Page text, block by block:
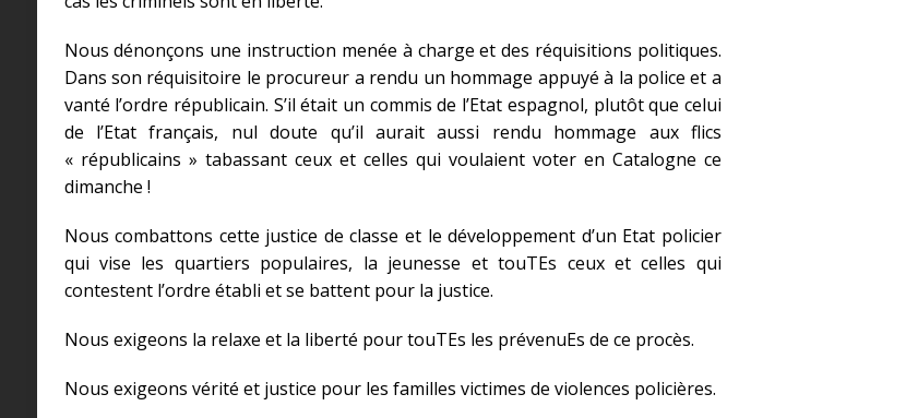
Nous dénonçons une instruction menée à charge et des réquisitions politiques.
Dans son réquisitoire le procureur a rendu un hommage appuyé à la police et a
vanté l’ordre républicain. S’il était un commis de l’Etat espagnol, plutôt que celui
de l’Etat français, nul doute qu’il aurait aussi rendu hommage aux flics
« républicains » tabassant ceux et celles qui voulaient voter en Catalogne ce
dimanche !
Nous combattons cette justice de classe et le développement d’un Etat policier
qui vise les quartiers populaires, la jeunesse et touTEs ceux et celles qui
contestent l’ordre établi et se battent pour la justice.
Nous exigeons la relaxe et la liberté pour touTEs les prévenuEs de ce procès.
Nous exigeons vérité et justice pour les familles victimes de violences policières.